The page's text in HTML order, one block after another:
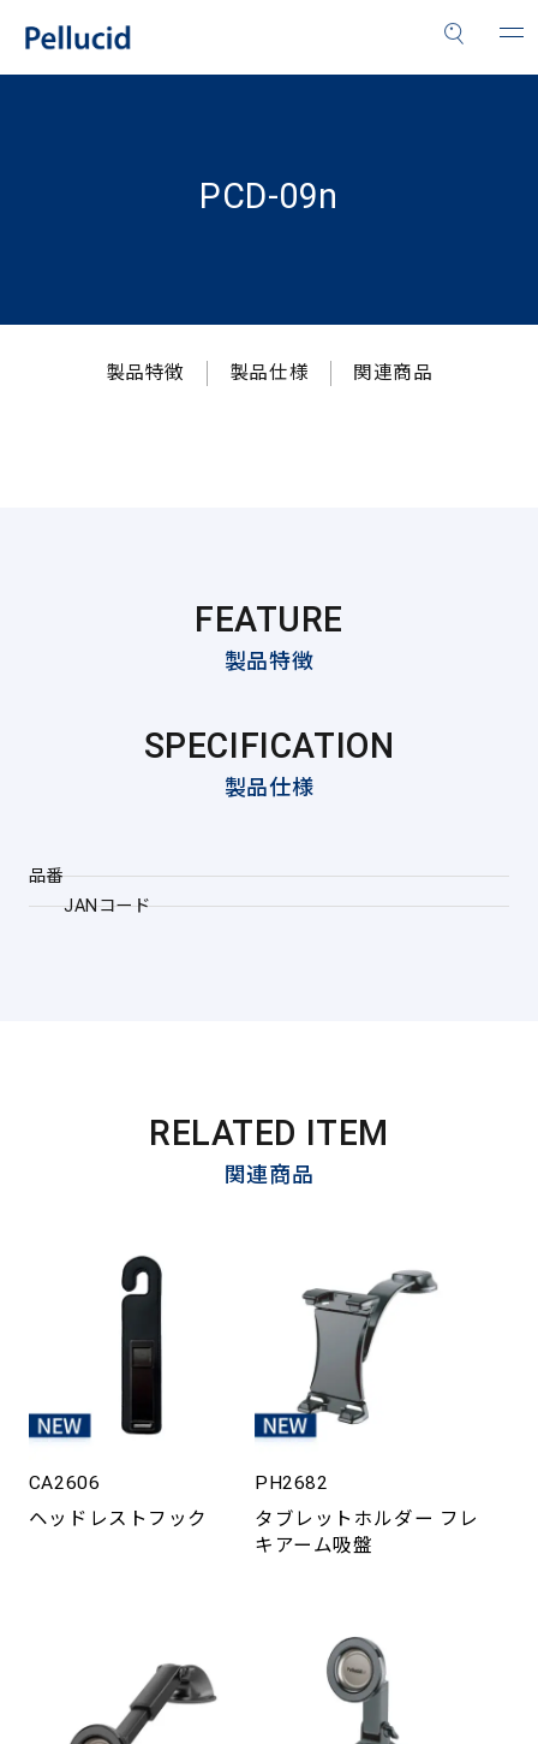
PCD-09n
製品特徴 製品仕様 関連商品
FEATURE
製品特徴
SPECIFICATION
製品仕様
品番
JANコード
RELATED ITEM
関連商品
CA2606
ヘッドレストフック
PH2682
タブレットホルダー フレ
キアーム吸盤